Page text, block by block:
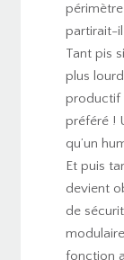
partirait-il
Tant pis
plus
productif
préféré !
qu’un
Et puis
devient
de
fonction